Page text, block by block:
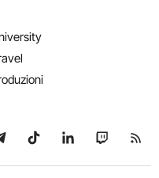
su WhatsApp
su Telegram
Seguici su TikTok
Seguici su
Seguici